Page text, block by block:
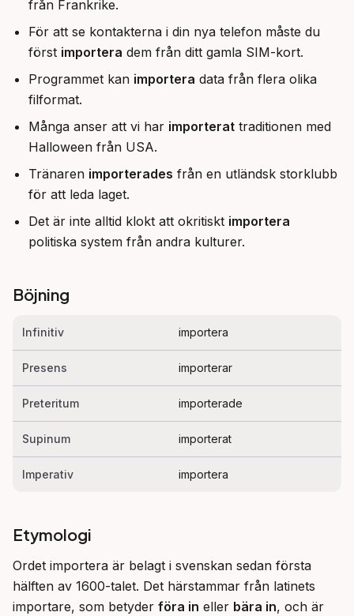
från Frankrike.
För att se kontakterna i din nya telefon måste du
först importera dem från ditt gamla SIM-kort.
Programmet kan importera data från flera olika
filformat.
Många anser att vi har importerat traditionen med
Halloween från USA.
Tränaren importerades från en utländsk storklubb
för att leda laget.
Det är inte alltid klokt att okritiskt importera
politiska system från andra kulturer.
Böjning
Infinitiv importera
Presens importerar
Preteritum importerade
Supinum importerat
Imperativ importera
Etymologi
Ordet importera är belagt i svenskan sedan första
hälften av 1600-talet. Det härstammar från latinets
importare, som betyder föra in eller bära in, och är